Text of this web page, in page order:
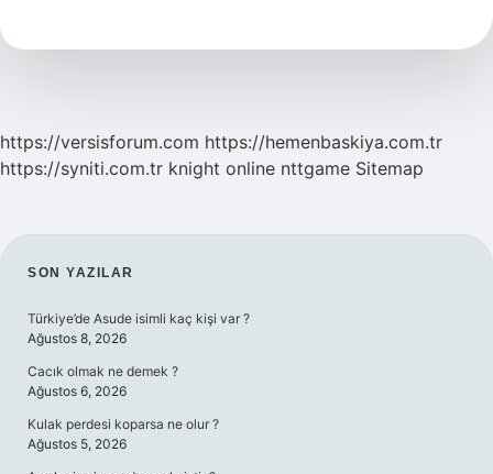
Zaman
https://versisforum.com https://hemenbaskiya.com.tr
https://syniti.com.tr knight online nttgame Sitemap
SIDEBAR
SON YAZILAR
Türkiye’de Asude isimli kaç kişi var ?
Ağustos 8, 2026
Cacık olmak ne demek ?
Ağustos 6, 2026
Kulak perdesi koparsa ne olur ?
Ağustos 5, 2026